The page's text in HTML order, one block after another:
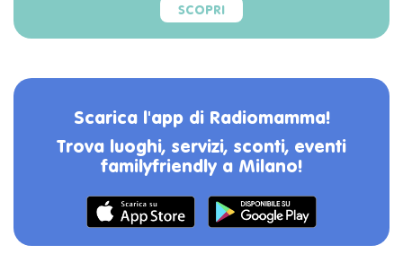
SCOPRI
Scarica l'app di Radiomamma!
Trova luoghi, servizi, sconti, eventi
familyfriendly a Milano!